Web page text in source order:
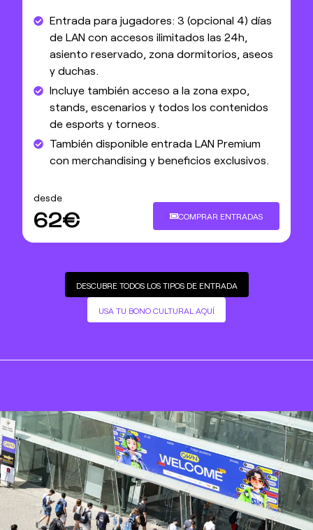
Entrada para jugadores: 3 (opcional 4) días
de LAN con accesos ilimitados las 24h,
asiento reservado, zona dormitorios, aseos
y duchas.
Incluye también acceso a la zona expo,
stands, escenarios y todos los contenidos
de esports y torneos.
También disponible entrada LAN Premium
con merchandising y beneficios exclusivos.
desde
62€ COMPRAR ENTRADAS
DESCUBRE TODOS LOS TIPOS DE ENTRADA
USA TU BONO CULTURAL AQUÍ